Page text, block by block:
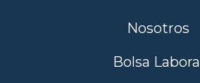
Nosotros
Bolsa Laboral